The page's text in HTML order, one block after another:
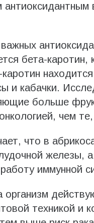
бета-
и кабачки.
больше
чем
что в
железы,
иммунной
организм
техникой и